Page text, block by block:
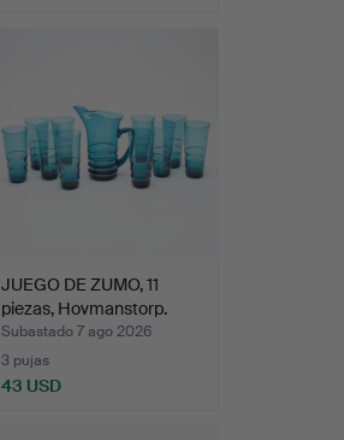
JUEGO DE ZUMO, 11
piezas, Hovmanstorp.
Subastado 7 ago 2026
3 pujas
43 USD